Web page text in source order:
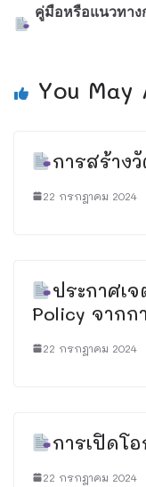
คู่มือหรือแนวทาง
You May
การสร้าง
22 กรกฎาคม 2024
ประกาศเ
Policy จาก
22 กรกฎาคม 2024
การเปิดโ
22 กรกฎาคม 2024